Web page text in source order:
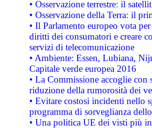
• Osservazione terrestre: il
• Osservazione della Terra: il
• Il Parlamento europeo vota
diritti dei consumatori e creare
servizi di telecomunicazione
• Ambiente: Essen, Lubiana,
Capitale verde europea 2016
• La Commissione accoglie
riduzione della rumorosità dei
• Evitare costosi incidenti nello
programma di sorveglianza
• Una politica UE dei visti più